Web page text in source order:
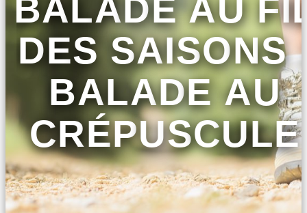
BALADE AU
DES SAISONS
BALADE AU
CRÉPUSCULE